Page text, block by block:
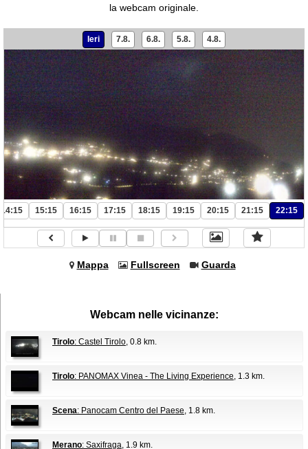
la webcam originale.
Ieri 7.8. 6.8. 5.8. 4.8.
14:15 15:15 16:15 17:15 18:15 19:15 20:15 21:15 22:15
Mappa Fullscreen Guarda
Webcam nelle vicinanze:
Tirolo: Castel Tirolo, 0.8 km.
Tirolo: PANOMAX Vinea - The Living Experience, 1.3 km.
Scena: Panocam Centro del Paese, 1.8 km.
Merano: Saxifraga, 1.9 km.